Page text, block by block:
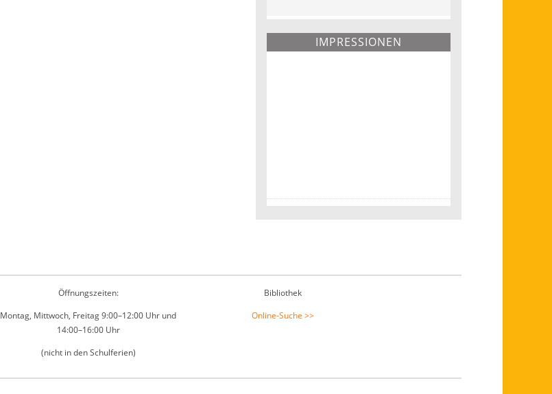
IMPRESSIONEN
Öffnungszeiten:
Montag, Mittwoch, Freitag 9:00–12:00 Uhr und
14:00–16:00 Uhr
(nicht in den Schulferien)
Bibliothek
Online-Suche >>